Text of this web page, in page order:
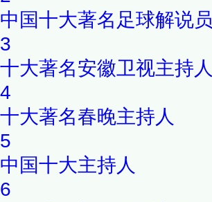
中国十大著名足球解说员
3
十大著名安徽卫视主持人
4
十大著名春晚主持人
5
中国十大主持人
6